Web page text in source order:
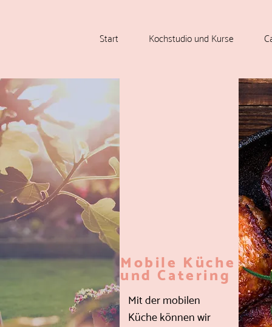
Start Kochstudio und Kurse
Mobile Küche
und Catering
Mit der mobilen
Küche können wir